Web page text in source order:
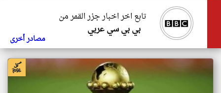
تابع اخر اخبار جزر القمر من
بي بي سي عربي
مصادر أخرى